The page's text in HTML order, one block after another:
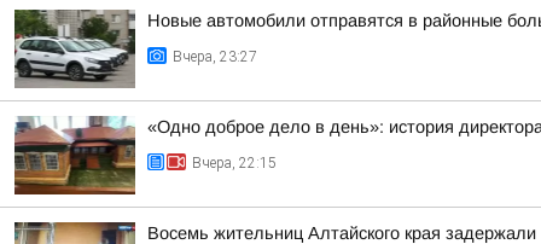
Новые автомобили отправятся в районные
Вчера, 23:27
«Одно доброе дело в день»: история
Вчера, 22:15
Восемь жительниц Алтайского края задержали